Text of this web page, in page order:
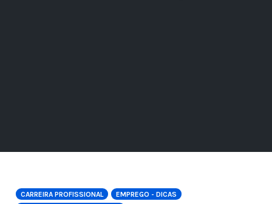
CARREIRA PROFISSIONAL
EMPREGO - DICAS